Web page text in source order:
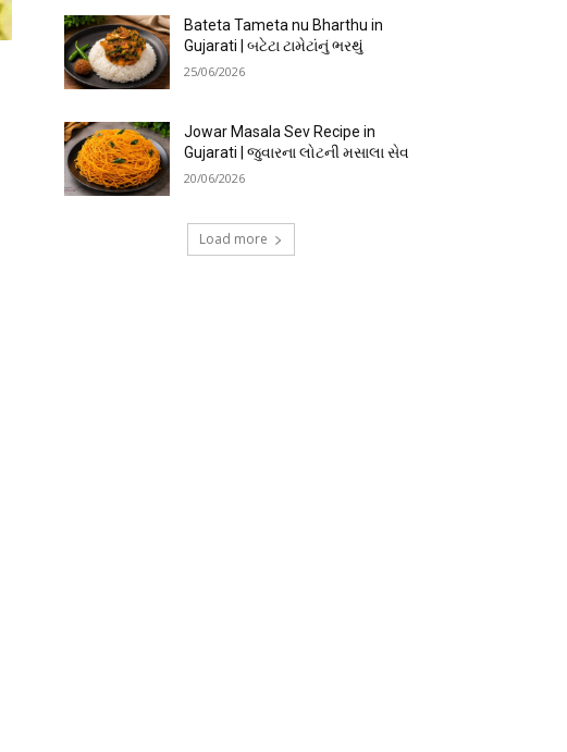
Bateta Tameta nu Bharthu in
Gujarati | બટેટા ટામેટાંનું ભરથું
25/06/2026
Jowar Masala Sev Recipe in
Gujarati | જુવારના લોટની મસાલા સેવ
20/06/2026
Load more